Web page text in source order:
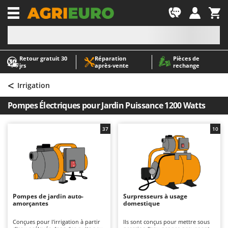
Retour gratuit 30
jrs
Réparation
après‑vente
Pièces de
rechange
-1
A
Abris de jardin
Accessoires pour tracteurs tondeuses autoportés
Aérateurs Scarificateurs pour gazon
Arracheuses de pommes de terre pour tracteur
Aspirateurs - Balais Électriques
Aspirateurs à cendres
Aspirateurs à feuilles sur roues
Aspirateurs de piscine
Atomiseurs agricoles pour tracteurs
Atomiseurs pour traitements
A
AgriEuro Premium
AgriEuro TOP-LINE
AGT
Airmec
AL-KO
ALA 2000
Alpina
Ama
< Irrigation
Pompes Électriques pour Jardin Puissance 1200 Watts
Pompes de jardin auto-
amorçantes
Conçues pour l'irrigation à partir
37
Surpresseurs à usage
domestique
Ils sont conçus pour mettre sous
10